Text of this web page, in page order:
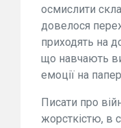
осмислити
довелося
приходять на
що навчають
емоції на
Писати про
жорсткістю, в